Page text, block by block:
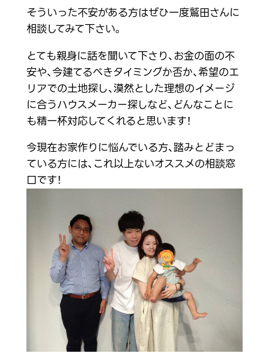
そういった不安がある方はぜひ一度鷲田さんに
相談してみて下さい。
とても親身に話を聞いて下さり、お金の面の不
安や、今建てるべきタイミングか否か、希望のエ
リアでの土地探し、漠然とした理想のイメージ
に合うハウスメーカー探しなど、どんなことに
も精一杯対応してくれると思います！
今現在お家作りに悩んでいる方、踏みとどまっ
ている方には、これ以上ないオススメの相談窓
口です！